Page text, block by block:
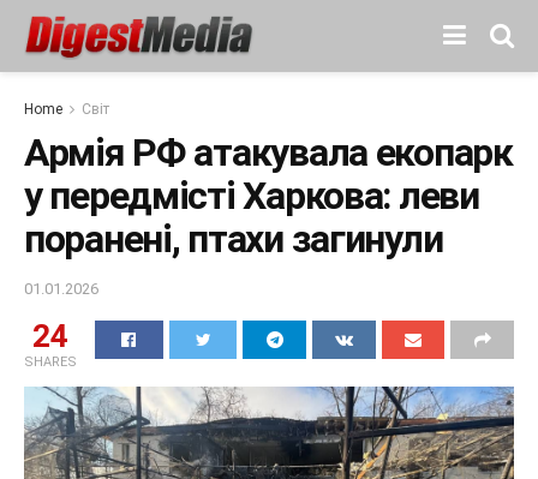
Home Світ
Армія РФ атакувала екопарк
у передмісті Харкова: леви
поранені, птахи загинули
01.01.2026
24
SHARES